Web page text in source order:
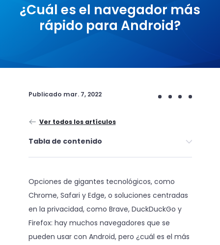
¿Cuál es el navegador más
rápido para Android?
Publicado mar. 7, 2022
Ver todos los artículos
Tabla de contenido
Opciones de gigantes tecnológicos, como
Chrome, Safari y Edge, o soluciones centradas
en la privacidad, como Brave, DuckDuckGo y
Firefox: hay muchos navegadores que se
pueden usar con Android, pero ¿cuál es el más